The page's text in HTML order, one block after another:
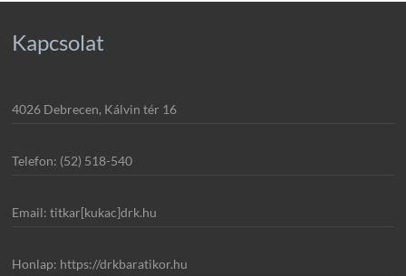
Kapcsolat
4026 Debrecen, Kálvin tér 16
Telefon: (52) 518-540
Email: titkar[kukac]drk.hu
Honlap: https://drkbaratikor.hu